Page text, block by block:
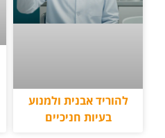
להוריד אבנית ולמנוע
בעיות חניכיים